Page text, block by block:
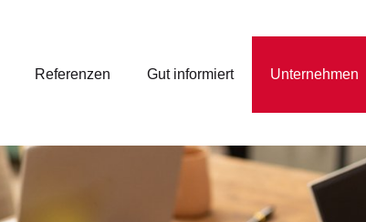
Referenzen Gut informiert Unternehmen